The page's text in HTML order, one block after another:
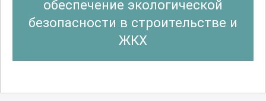
обеспечение экологической
безопасности в строительстве и
ЖКХ